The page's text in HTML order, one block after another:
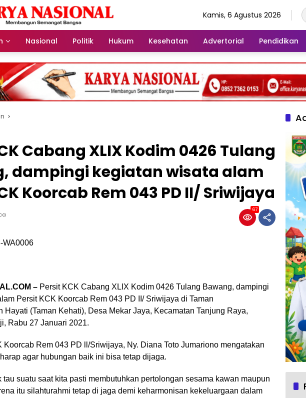
Kamis, 6 Agustus 2026
Nasional Politik Hukum Kesehatan Advertorial Pendidikan
Cabang XLIX Kodim 0426 Tulang
dampingi kegiatan wisata alam
Koorcab Rem 043 PD II/ Sriwijaya
67
– Persit KCK Cabang XLIX Kodim 0426 Tulang Bawang, dampingi
Persit KCK Koorcab Rem 043 PD II/ Sriwijaya di Taman
Hayati (Taman Kehati), Desa Mekar Jaya, Kecamatan Tanjung Raya,
Rabu 27 Januari 2021.
Koorcab Rem 043 PD ll/Sriwijaya, Ny. Diana Toto Jumariono mengatakan
agar hubungan baik ini bisa tetap dijaga.
tau suatu saat kita pasti membutuhkan pertolongan sesama kawan maupun
itu silahturahmi tetap di jaga demi keharmonisan kekeluargaan dalam